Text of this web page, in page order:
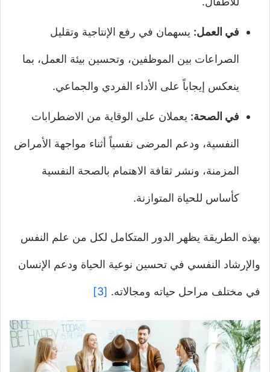
في العمل: يسهمان في رفع الإنتاجية وتقليل
الصراعات بين الموظفين، وتحسين بيئة العمل، بما
ينعكس إيجاباً على الأداء الفردي والجماعي.
في الصحة: يعملان على الوقاية من الاضطرابات
النفسية، ودعم المرضى نفسياً أثناء مواجهة الأمراض
المزمنة، ونشر ثقافة الاهتمام بالصحة النفسية
كأساس للحياة المتوازنة.
بهذه الطريقة يظهر الدور المتكامل لكل من علم النفس
والإرشاد النفسي في تحسين نوعية الحياة ودعم الإنسان
في مختلف مراحل حياته ومجالاته. [3]